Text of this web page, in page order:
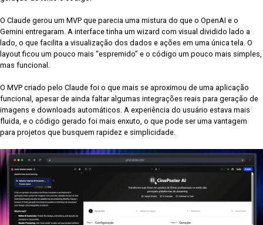
O Claude gerou um MVP que parecia uma mistura do que o OpenAI e o
Gemini entregaram. A interface tinha um wizard com visual dividido lado a
lado, o que facilita a visualização dos dados e ações em uma única tela. O
layout ficou um pouco mais “espremido” e o código um pouco mais simples,
mas funcional.
O MVP criado pelo Claude foi o que mais se aproximou de uma aplicação
funcional, apesar de ainda faltar algumas integrações reais para geração de
imagens e downloads automáticos. A experiência do usuário estava mais
fluida, e o código gerado foi mais enxuto, o que pode ser uma vantagem
para projetos que busquem rapidez e simplicidade.